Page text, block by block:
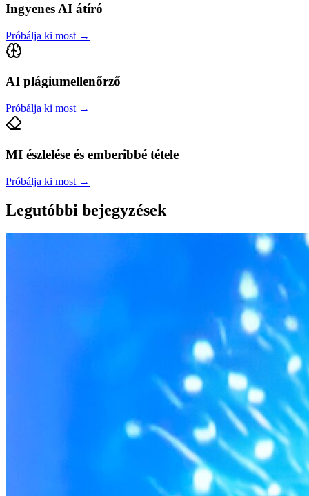
Ingyenes AI átíró
Próbálja ki most →
AI plágiumellenőrző
Próbálja ki most →
MI észlelése és emberibbé tétele
Próbálja ki most →
Legutóbbi bejegyzések